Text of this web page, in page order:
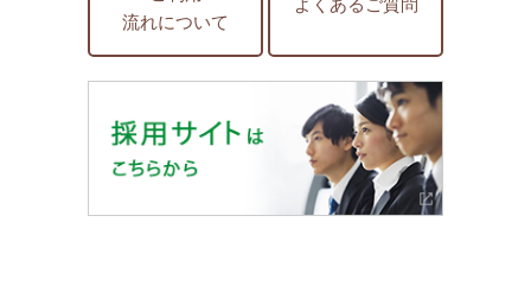
流れについて
よくあるご質問